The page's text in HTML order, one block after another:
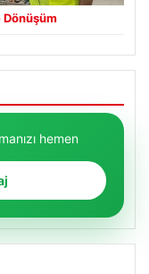
hemen